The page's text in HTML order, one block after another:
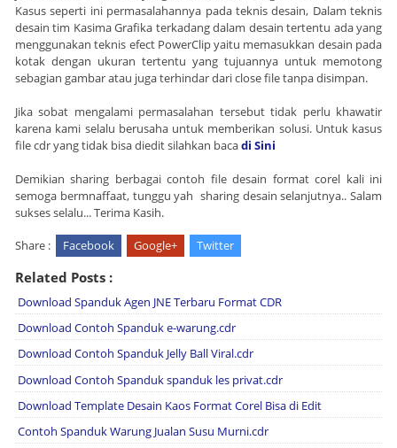
Kasus seperti ini permasalahannya pada teknis desain, Dalam teknis
desain tim Kasima Grafika terkadang dalam desain tertentu ada yang
menggunakan teknis efect PowerClip yaitu memasukkan desain pada
kotak dengan ukuran tertentu yang tujuannya untuk memotong
sebagian gambar atau juga terhindar dari close file tanpa disimpan.
Jika sobat mengalami permasalahan tersebut tidak perlu khawatir
karena kami selalu berusaha untuk memberikan solusi. Untuk kasus
file cdr yang tidak bisa diedit silahkan bacadi Sini
Demikian sharing berbagai contoh file desain format corel kali ini
semoga bermnaffaat, tunggu yah sharing desain selanjutnya.. Salam
sukses selalu... Terima Kasih.
Share : Facebook Google+ Twitter
Related Posts :
Download Spanduk Agen JNE Terbaru Format CDR
Download Contoh Spanduk e-warung.cdr
Download Contoh Spanduk Jelly Ball Viral.cdr
Download Contoh Spanduk spanduk les privat.cdr
Download Template Desain Kaos Format Corel Bisa di Edit
Contoh Spanduk Warung Jualan Susu Murni.cdr